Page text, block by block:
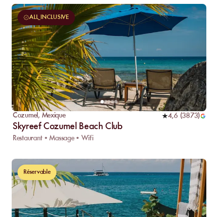
ALL_INCLUSIVE
Cozumel, Mexique 4,6 (3873)
Skyreef Cozumel Beach Club
Restaurant • Massage • Wifi
Réservable